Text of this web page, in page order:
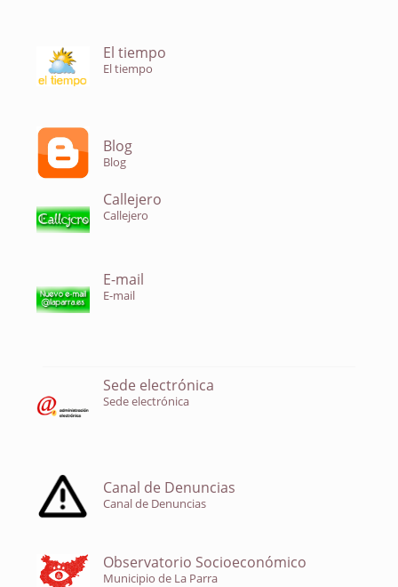
El tiempo
El tiempo
Blog
Blog
Callejero
Callejero
E-mail
E-mail
Sede electrónica
Sede electrónica
Canal de Denuncias
Canal de Denuncias
Observatorio Socioeconómico
Municipio de La Parra